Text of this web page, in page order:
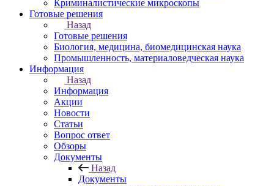
Криминалистические микроскопы
Готовые решения
Назад
Готовые решения
Биология, медицина, биомедицинская наука
Промышленность, материаловедческая наука
Информация
Назад
Информация
Акции
Новости
Статьи
Вопрос ответ
Обзоры
Документы
Назад
Документы